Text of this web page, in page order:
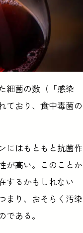
細菌の数（「感染
ており、食中毒菌の
にはもともと抗菌作
が高い。このことか
するかもしれない
まり、おそらく汚染
ある。